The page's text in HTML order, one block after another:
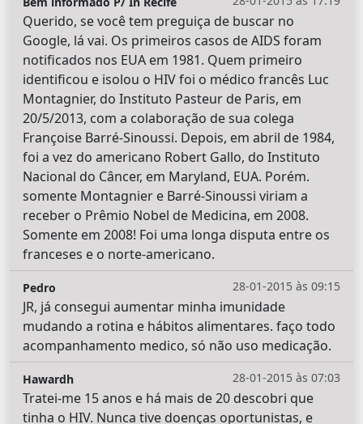
Querido, se você tem preguiça de buscar no
Google, lá vai. Os primeiros casos de AIDS foram
notificados nos EUA em 1981. Quem primeiro
identificou e isolou o HIV foi o médico francês Luc
Montagnier, do Instituto Pasteur de Paris, em
20/5/2013, com a colaboração de sua colega
Françoise Barré-Sinoussi. Depois, em abril de 1984,
foi a vez do americano Robert Gallo, do Instituto
Nacional do Câncer, em Maryland, EUA. Porém.
somente Montagnier e Barré-Sinoussi viriam a
receber o Prêmio Nobel de Medicina, em 2008.
Somente em 2008! Foi uma longa disputa entre os
franceses e o norte-americano.
28-01-2015 às 09:15
Pedro
JR, já consegui aumentar minha imunidade
mudando a rotina e hábitos alimentares. faço todo
acompanhamento medico, só não uso medicação.
28-01-2015 às 07:03
Hawardh
Tratei-me 15 anos e há mais de 20 descobri que
tinha o HIV. Nunca tive doenças oportunistas, e